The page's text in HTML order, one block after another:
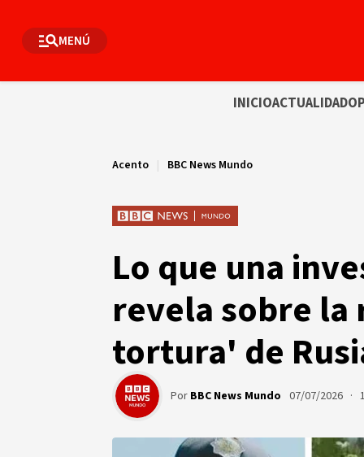
MENÚ
INICIOACTUALIDAD
Acento | BBC News Mundo
Lo que una
revela sobre la
tortura' de
Por BBC News Mundo 07/07/2026 ·